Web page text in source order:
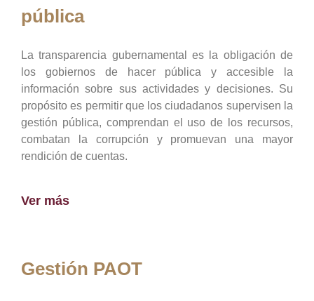
pública
La transparencia gubernamental es la obligación de
los gobiernos de hacer pública y accesible la
información sobre sus actividades y decisiones. Su
propósito es permitir que los ciudadanos supervisen la
gestión pública, comprendan el uso de los recursos,
combatan la corrupción y promuevan una mayor
rendición de cuentas.
Ver más
Gestión PAOT